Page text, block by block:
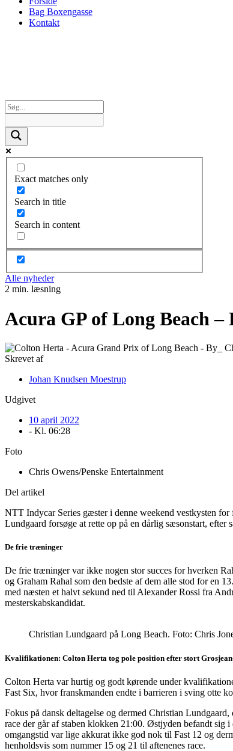
Bag Boxengasse
Kontakt
Exact matches only
Search in title
Search in content
Alle nyheder
2 min. læsning
Acura GP of Long Beach
Skrevet af
Johan Knudsen Moestrup
Udgivet
10 april 2022
- Kl. 06:28
Foto
Chris Owens/Penske Entertainment
Del artikel
NTT Indycar Series gæster i denne weekend vestkysten
Lundgaard forsøge at rette op på en dårlig sæsonstart,
De frie træninger
De frie træninger var ikke nogen stor succes for hverken
og Graham Rahal som den bedste af dem alle stod for en
med næsten et halvt sekund ned til Alexander Rossi fra
mesterskabskandidat.
Christian Lundgaard på Long Beach. Foto: Chris
Kvalifikationen: Colton Herta tog pole position efter stort
Colton Herta var hurtig og godt kørende under
Fast Six, hvor franskmanden endte i barrieren i sving otte
Fokus på dansk deltagelse og dermed Christian
race der går af staben klokken 21:00. Østjyden befandt sig
omgangstid var lige akkurat ikke god nok til Fast 12 og
henholdsvis som nummer 15 og 21 til aftenenes race.